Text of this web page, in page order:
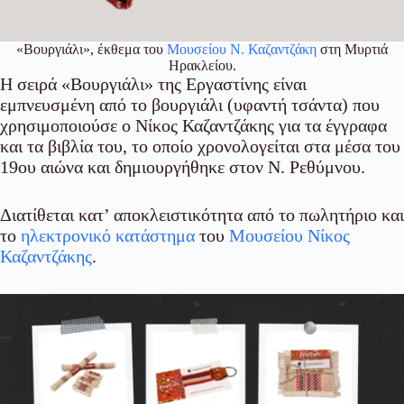
«Βουργιάλι», έκθεμα του Μουσείου Ν. Καζαντζάκη στη Μυρτιά
Ηρακλείου.
Η σειρά «Βουργιάλι» της Εργαστίνης είναι
εμπνευσμένη από το βουργιάλι (υφαντή τσάντα) που
χρησιμοποιούσε ο Νίκος Καζαντζάκης για τα έγγραφα
και τα βιβλία του, το οποίο χρονολογείται στα μέσα του
19ου αιώνα και δημιουργήθηκε στον Ν. Ρεθύμνου.
Διατίθεται κατ’ αποκλειστικότητα από το πωλητήριο και
το ηλεκτρονικό κατάστημα του Μουσείου Νίκος
Καζαντζάκης.